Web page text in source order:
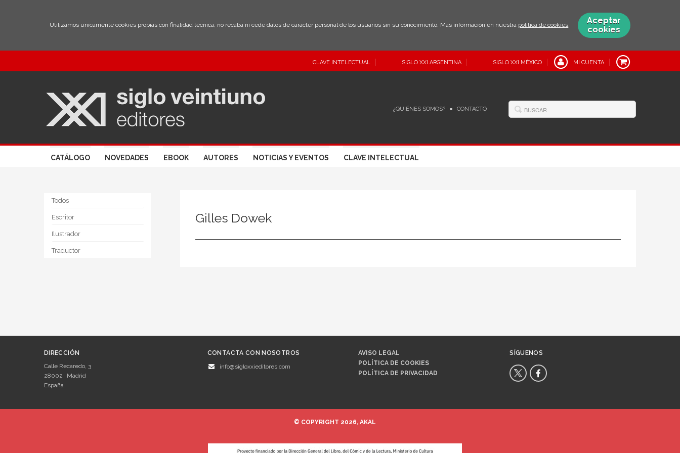
Utilizamos únicamente cookies propias con finalidad técnica, no recaba ni cede datos de carácter personal de los usuarios sin su conocimiento. Más información en nuestra política de cookies.
Aceptar
cookies
CLAVE INTELECTUAL SIGLO XXI ARGENTINA SIGLO XXI MÉXICO MI CUENTA
¿QUIÉNES SOMOS? CONTACTO
CATÁLOGO NOVEDADES EBOOK AUTORES NOTICIAS Y EVENTOS CLAVE INTELECTUAL
Todos
Escritor
Ilustrador
Traductor
Gilles Dowek
DIRECCIÓN
Calle Recaredo, 3
28002
Madrid
España
CONTACTA CON NOSOTROS
info@sigloxxieditores.com
AVISO LEGAL
POLÍTICA DE COOKIES
POLÍTICA DE PRIVACIDAD
SÍGUENOS
© COPYRIGHT 2026, AKAL